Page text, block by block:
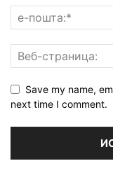
Save my name,
next time I comment.